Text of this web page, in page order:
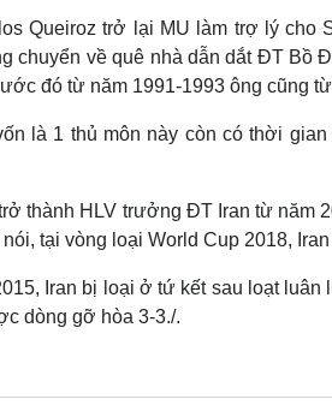
Queiroz trở lại MU làm trợ lý cho
chuyển về quê nhà dẫn dắt ĐT Bồ
đó từ năm 1991-1993 ông cũng
là 1 thủ môn này còn có thời
thành HLV trưởng ĐT Iran từ năm
tại vòng loại World Cup 2018,
Iran bị loại ở tứ kết sau loạt
dòng gỡ hòa 3-3./.